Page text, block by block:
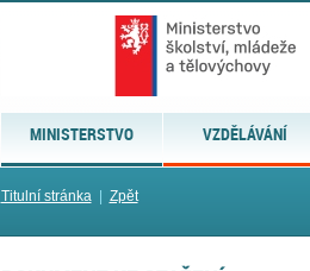
MINISTERSTVO VZDĚLÁVÁNÍ
Titulní stránka| Zpět